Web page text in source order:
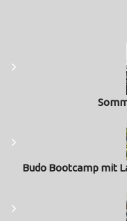
Budo Bootcamp mit